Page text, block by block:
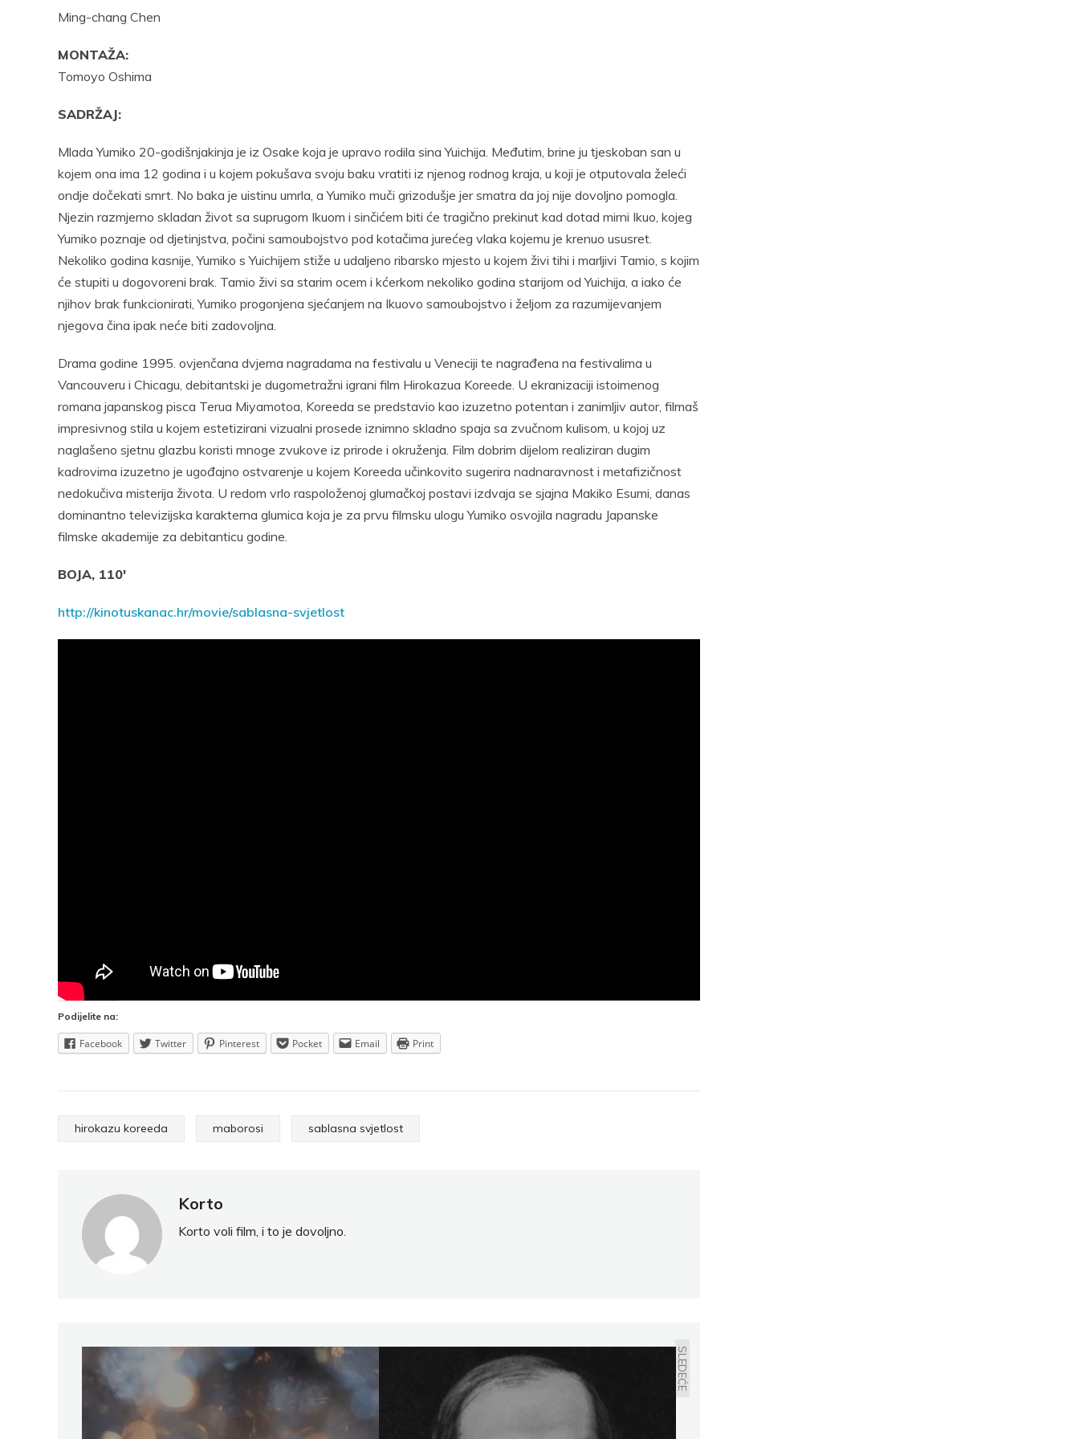
Ming-chang Chen
MONTAŽA:
Tomoyo Oshima
SADRŽAJ:
Mlada Yumiko 20-godišnjakinja je iz Osake koja je upravo rodila sina Yuichija. Međutim, brine ju tjeskoban san u
kojem ona ima 12 godina i u kojem pokušava svoju baku vratiti iz njenog rodnog kraja, u koji je otputovala želeći
ondje dočekati smrt. No baka je uistinu umrla, a Yumiko muči grizodušje jer smatra da joj nije dovoljno pomogla.
Njezin razmjerno skladan život sa suprugom Ikuom i sinčićem biti će tragično prekinut kad dotad mirni Ikuo, kojeg
Yumiko poznaje od djetinjstva, počini samoubojstvo pod kotačima jurećeg vlaka kojemu je krenuo ususret.
Nekoliko godina kasnije, Yumiko s Yuichijem stiže u udaljeno ribarsko mjesto u kojem živi tihi i marljivi Tamio, s kojim
će stupiti u dogovoreni brak. Tamio živi sa starim ocem i kćerkom nekoliko godina starijom od Yuichija, a iako će
njihov brak funkcionirati, Yumiko progonjena sjećanjem na Ikuovo samoubojstvo i željom za razumijevanjem
njegova čina ipak neće biti zadovoljna.
Drama godine 1995. ovjenčana dvjema nagradama na festivalu u Veneciji te nagrađena na festivalima u
Vancouveru i Chicagu, debitantski je dugometražni igrani film Hirokazua Koreede. U ekranizaciji istoimenog
romana japanskog pisca Terua Miyamotoa, Koreeda se predstavio kao izuzetno potentan i zanimljiv autor, filmaš
impresivnog stila u kojem estetizirani vizualni prosede iznimno skladno spaja sa zvučnom kulisom, u kojoj uz
naglašeno sjetnu glazbu koristi mnoge zvukove iz prirode i okruženja. Film dobrim dijelom realiziran dugim
kadrovima izuzetno je ugođajno ostvarenje u kojem Koreeda učinkovito sugerira nadnaravnost i metafizičnost
nedokučiva misterija života. U redom vrlo raspoloženoj glumačkoj postavi izdvaja se sjajna Makiko Esumi, danas
dominantno televizijska karakterna glumica koja je za prvu filmsku ulogu Yumiko osvojila nagradu Japanske
filmske akademije za debitanticu godine.
BOJA, 110′
http://kinotuskanac.hr/movie/sablasna-svjetlost
Podijelite na:
Facebook Twitter Pinterest Pocket Email Print
hirokazu koreeda maborosi sablasna svjetlost
Korto
Korto voli film, i to je dovoljno.
SLEDEĆE